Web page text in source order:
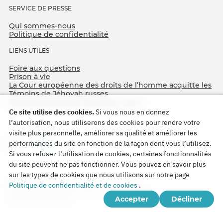
SERVICE DE PRESSE
Qui sommes-nous
Politique de confidentialité
LIENS UTILES
Foire aux questions
Prison à vie
La Cour européenne des droits de l’homme acquitte les
Témoins de Jéhovah russes
Copyright © 2026
Watch Tower Bible and Tract Society of Korea.
Ce site utilise des cookies.Si vous nous en donnez
l’autorisation, nous utiliserons des cookies pour rendre votre
visite plus personnelle, améliorer sa qualité et améliorer les
performances du site en fonction de la façon dont vous l’utilisez.
Si vous refusez l’utilisation de cookies, certaines fonctionnalités
du site peuvent ne pas fonctionner. Vous pouvez en savoir plus
sur les types de cookies que nous utilisons sur notre page
Politique de confidentialité et de cookies .
Accepter
Décliner